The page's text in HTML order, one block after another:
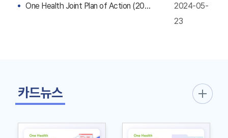
One Health Joint Plan of Action (2022-2026)
2024-05-
23
카드뉴스